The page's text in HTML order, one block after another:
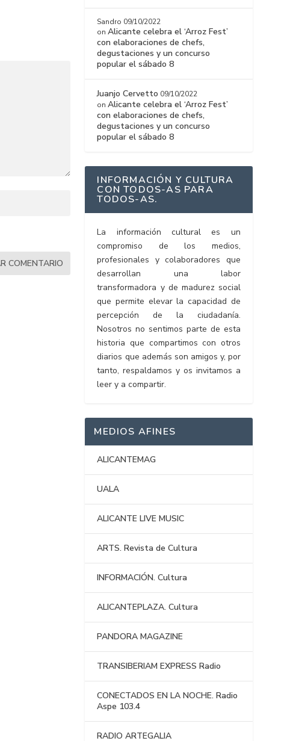
Sandro 09/10/2022
onAlicante celebra el ‘Arroz Fest’
con elaboraciones de chefs,
degustaciones y un concurso
popular el sábado 8
Juanjo Cervetto 09/10/2022
onAlicante celebra el ‘Arroz Fest’
con elaboraciones de chefs,
degustaciones y un concurso
popular el sábado 8
INFORMACIÓN Y CULTURA
CON TODOS-AS PARA
TODOS-AS.
La información cultural es un
compromiso de los medios,
profesionales y colaboradores que
desarrollan una labor
transformadora y de madurez social
que permite elevar la capacidad de
percepción de la ciudadanía.
Nosotros no sentimos parte de esta
historia que compartimos con otros
diarios que además son amigos y, por
tanto, respaldamos y os invitamos a
leer y a compartir.
MEDIOS AFINES
ALICANTEMAG
UALA
ALICANTE LIVE MUSIC
ARTS. Revista de Cultura
INFORMACIÓN. Cultura
ALICANTEPLAZA. Cultura
PANDORA MAGAZINE
TRANSIBERIAM EXPRESS Radio
CONECTADOS EN LA NOCHE. Radio
Aspe 103.4
RADIO ARTEGALIA